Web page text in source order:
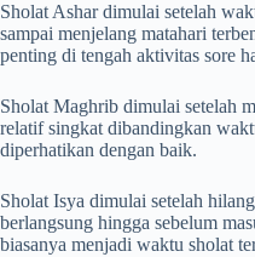
Sholat Ashar dimulai setelah
sampai menjelang matahari
penting di tengah aktivitas sore
Sholat Maghrib dimulai setelah
relatif singkat dibandingkan
diperhatikan dengan baik.
Sholat Isya dimulai setelah
berlangsung hingga sebelum
biasanya menjadi waktu sholat